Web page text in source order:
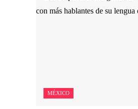
MÉXICO